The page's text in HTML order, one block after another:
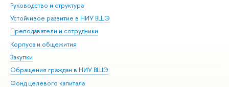
Руководство и структура
Устойчивое развитие в НИУ ВШЭ
Преподаватели и сотрудники
Корпуса и общежития
Закупки
Обращения граждан в НИУ ВШЭ
Фонд целевого капитала